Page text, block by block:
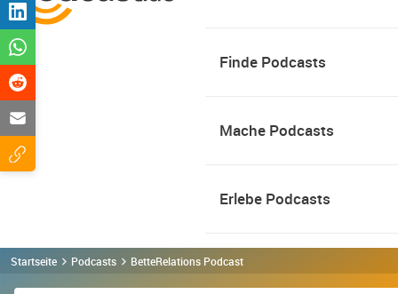
Finde Podcasts
Mache Podcasts
Erlebe Podcasts
Startseite Podcasts BetteRelations Podcast